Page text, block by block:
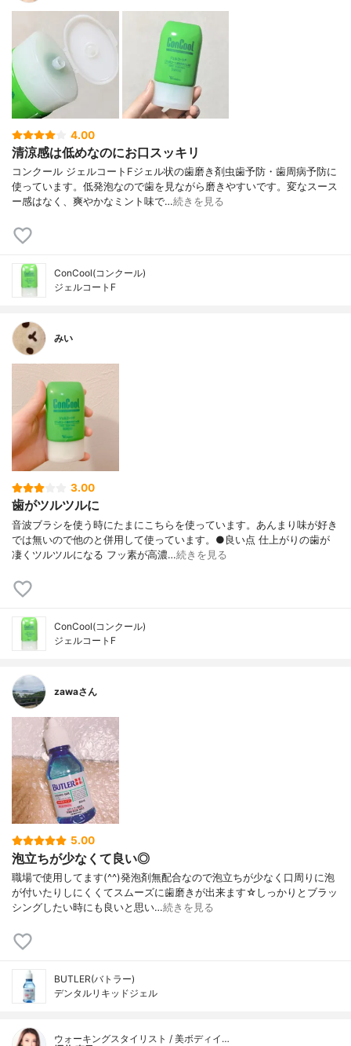
4.00
清涼感は低めなのにお口スッキリ
コンクール ジェルコートFジェル状の歯磨き剤虫歯予防・歯周病予防に
使っています。低発泡なので歯を見ながら磨きやすいです。変なスース
ー感はなく、爽やかなミント味で…続きを見る
ConCool(コンクール)
ジェルコートF
みい
3.00
歯がツルツルに
音波ブラシを使う時にたまにこちらを使っています。あんまり味が好き
では無いので他のと併用して使っています。●良い点 仕上がりの歯が
凄くツルツルになる フッ素が高濃…続きを見る
ConCool(コンクール)
ジェルコートF
zawaさん
5.00
泡立ちが少なくて良い◎
職場で使用してます(^^)発泡剤無配合なので泡立ちが少なく口周りに泡
が付いたりしにくくてスムーズに歯磨きが出来ます☆しっかりとブラッ
シングしたい時にも良いと思い…続きを見る
BUTLER(バトラー)
デンタルリキッドジェル
ウォーキングスタイリスト / 美ボディイ…